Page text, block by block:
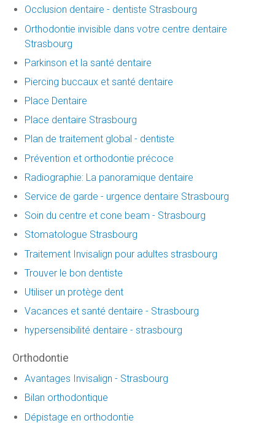
Occlusion dentaire - dentiste Strasbourg
Orthodontie invisible dans votre centre dentaire
Strasbourg
Parkinson et la santé dentaire
Piercing buccaux et santé dentaire
Place Dentaire
Place dentaire Strasbourg
Plan de traitement global - dentiste
Prévention et orthodontie précoce
Radiographie: La panoramique dentaire
Service de garde - urgence dentaire Strasbourg
Soin du centre et cone beam - Strasbourg
Stomatologue Strasbourg
Traitement Invisalign pour adultes strasbourg
Trouver le bon dentiste
Utiliser un protège dent
Vacances et santé dentaire - Strasbourg
hypersensibilité dentaire - strasbourg
Orthodontie
Avantages Invisalign - Strasbourg
Bilan orthodontique
Dépistage en orthodontie